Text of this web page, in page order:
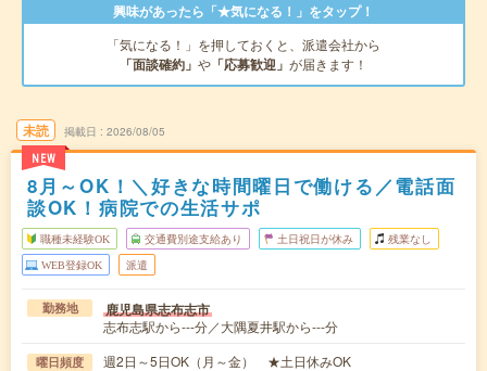
興味があったら「★気になる！」をタップ！
「気になる！」を押しておくと、派遣会社から
「面談確約」 や 「応募歓迎」 が届きます！
未読
NEW
掲載日 2026/08/05
8月～OK！＼好きな時間曜日で働ける／電話面
談OK！病院での生活サポ
職種未経験OK 交通費別途支給あり 土日祝日が休み 残業なし
WEB登録OK 派遣
勤務地 鹿児島県志布志市
志布志駅から---分／大隅夏井駅から---分
曜日頻度 週2日～5日OK（月～金） ★土日休みOK